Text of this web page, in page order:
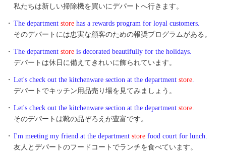
私たちは新しい掃除機を買いにデパートへ行きます。
・ The department store has a rewards program for loyal customers.
そのデパートには忠実な顧客のための報奨プログラムがある。
・ The department store is decorated beautifully for the holidays.
デパートは休日に備えてきれいに飾られています。
・ Let's check out the kitchenware section at the department store.
デパートでキッチン用品売り場を見てみましょう。
・ Let's check out the kitchenware section at the department store.
そのデパートは靴の品ぞろえが豊富です。
・ I'm meeting my friend at the department store food court for lunch.
友人とデパートのフードコートでランチを食べています。